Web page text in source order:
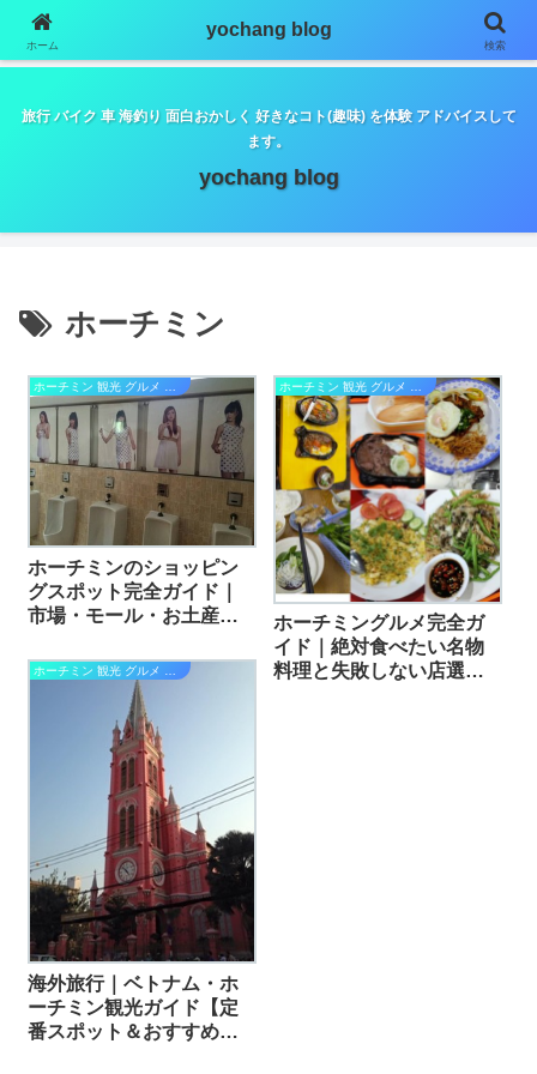
google.com, pub-5798179889932653, DIRECT,
f08c47fec0942fa0
旅行 バイク 車 海釣り 面白おかしく 好きなコト(趣味) を体験 アドバイスして
ます。
yochang blog
ホーチミン
ホーチミンのショッピン
グスポット完全ガイド｜
市場・モール・お土産探
ホーチミングルメ完全ガ
イド｜絶対食べたい名物
料理と失敗しない店選び
ホーチミン 観光 グルメ ショッピング 編
海外旅行｜ベトナム・ホ
ーチミン観光ガイド【定
番スポット＆おすすめ体
ホーム
yochang blog
検索